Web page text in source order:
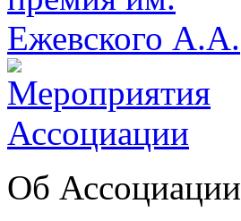
Об Ассоциации